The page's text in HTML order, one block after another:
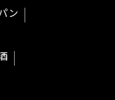
ン